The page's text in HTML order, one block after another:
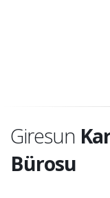
Giresun
Bürosu